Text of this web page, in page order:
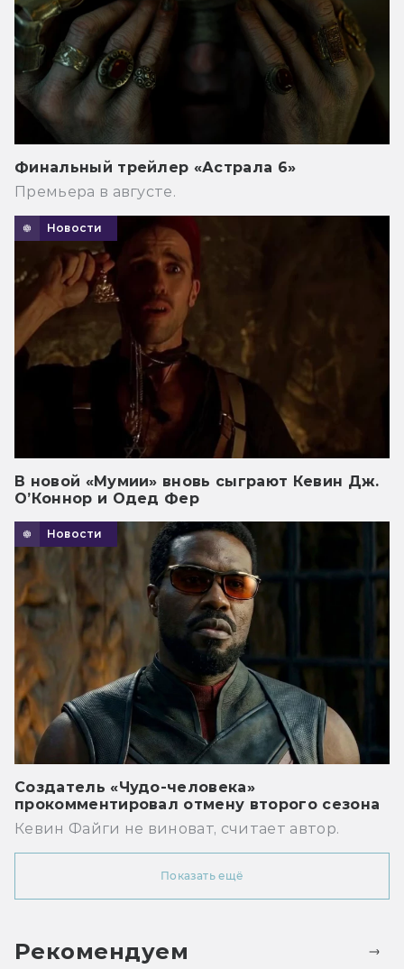
Финальный трейлер «Астрала 6»
Премьера в августе.
Новости
В новой «Мумии» вновь сыграют Кевин Дж.
О’Коннор и Одед Фер
Новости
Создатель «Чудо-человека»
прокомментировал отмену второго сезона
Кевин Файги не виноват, считает автор.
Показать ещё
Рекомендуем